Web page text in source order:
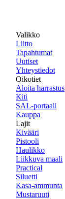
Valikko
Liitto
Tapahtumat
Uutiset
Yhteystiedot
Oikotiet
Aloita harrastus
Kiti
SAL-portaali
Kauppa
Lajit
Kivääri
Pistooli
Haulikko
Liikkuva maali
Practical
Siluetti
Kasa-ammunta
Mustaruuti